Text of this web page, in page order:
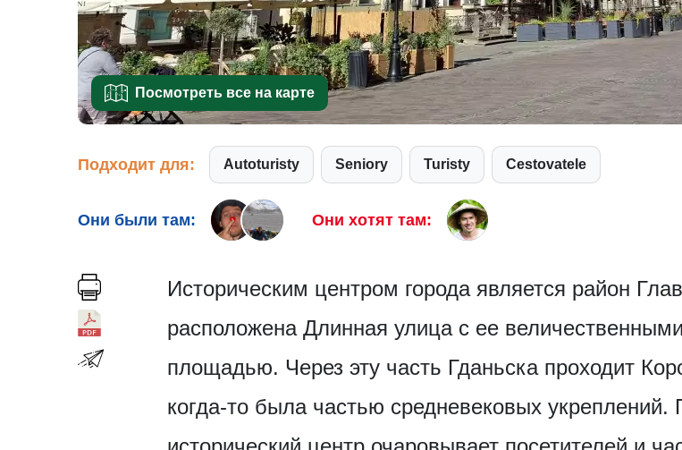
Посмотреть все на карте
Подходит для: Autoturisty Seniory Turisty Cestovatele
Они были там: Они хотят там:
Историческим центром города является район
расположена Длинная улица с ее
площадью. Через эту часть Гданьска проходит
когда-то была частью средневековых укреплений.